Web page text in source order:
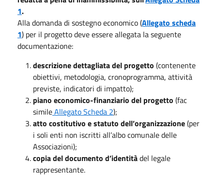
1.
Alla domanda di sostegno economico (Allegato scheda
1) per il progetto deve essere allegata la seguente
documentazione:
descrizione dettagliata del progetto (contenente
obiettivi, metodologia, cronoprogramma, attività
previste, indicatori di impatto);
piano economico-finanziario del progetto (fac
simileAllegato Scheda 2);
atto costitutivo e statuto dell’organizzazione(per
i soli enti non iscritti all’albo comunale delle
Associazioni);
copia del documento d’identitàdel legale
rappresentante.